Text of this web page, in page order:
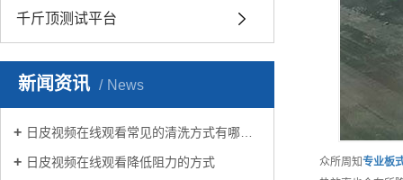
千斤顶测试平台
新闻资讯 News
日皮视频在线观看常见的清洗方式有哪些？
日皮视频在线观看降低阻力的方式 众所周知专业板